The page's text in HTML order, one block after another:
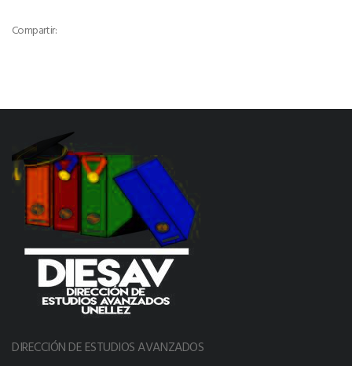
Compartir:
DIRECCIÓN DE ESTUDIOS AVANZADOS